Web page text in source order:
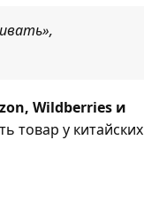
Wildberries и
товар у китайских